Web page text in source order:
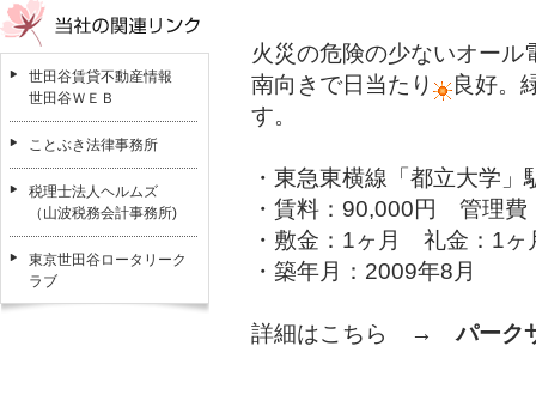
世田谷賃貸不動産情報
世田谷ＷＥＢ
ことぶき法律事務所
税理士法人ヘルムズ
（山波税務会計事務所)
東京世田谷ロータリーク
ラブ
火災の危険の少ないオール
南向きで日当たり
良好。
す。
・東急東横線「都立大学
・賃料：90,000円 管理費
・敷金：1ヶ月 礼金：1ヶ
・築年月：2009年8月
詳細はこちら →パーク